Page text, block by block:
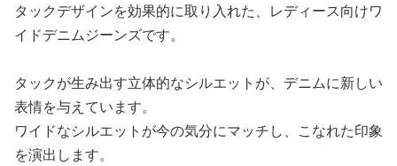
タックデザインを効果的に取り入れた、レディース向けワ
イドデニムジーンズです。
タックが生み出す立体的なシルエットが、デニムに新しい
表情を与えています。
ワイドなシルエットが今の気分にマッチし、こなれた印象
を演出します。